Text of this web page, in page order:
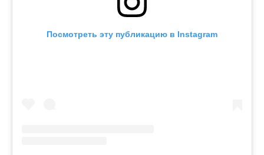
Посмотреть эту публикацию в Instagram